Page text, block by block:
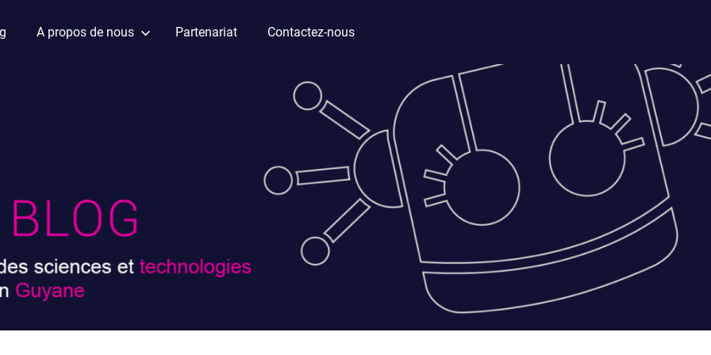
A propos de nous Partenariat Contactez-nous